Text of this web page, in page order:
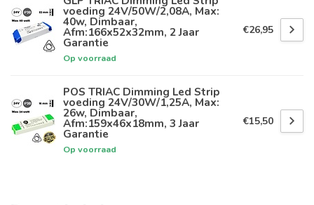
GLP TRIAC Dimming Led Strip
voeding 24V/50W/2,08A, Max:
40w, Dimbaar,
Afm:166x52x32mm, 2 Jaar
Garantie
Op voorraad
€26,95
POS TRIAC Dimming Led Strip
voeding 24V/30W/1,25A, Max:
26w, Dimbaar,
Afm:159x46x18mm, 3 Jaar
Garantie
Op voorraad
€15,50